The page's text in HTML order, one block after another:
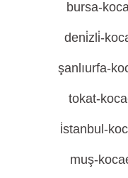
bursa-
deni̇zli̇-
şanlıurfa-
tokat-
i̇stanbul-
muş-